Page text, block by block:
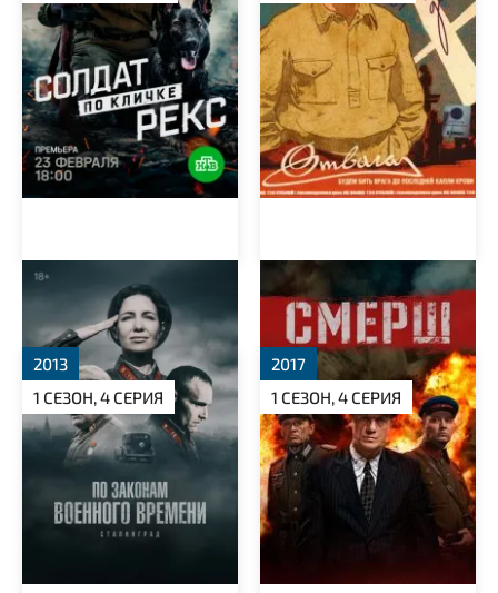
По законам военного
времени
Смерш
2013
1 СЕЗОН, 4 СЕРИЯ
2017
1 СЕЗОН, 4 СЕРИЯ